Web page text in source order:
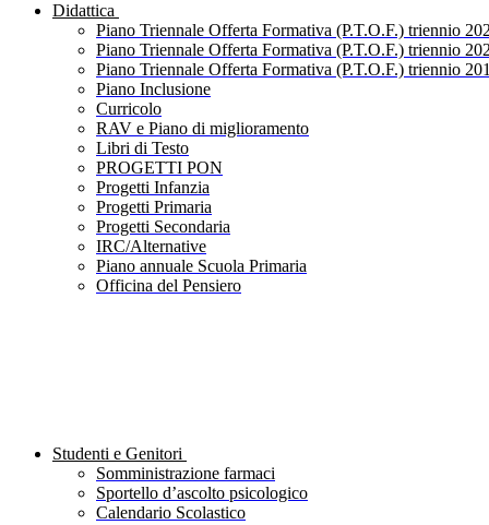
Didattica
Piano Triennale Offerta Formativa (P.T.O.F.) triennio
Piano Triennale Offerta Formativa (P.T.O.F.) triennio
Piano Triennale Offerta Formativa (P.T.O.F.) triennio
Piano Inclusione
Curricolo
RAV e Piano di miglioramento
Libri di Testo
PROGETTI PON
Progetti Infanzia
Progetti Primaria
Progetti Secondaria
IRC/Alternative
Piano annuale Scuola Primaria
Officina del Pensiero
Studenti e Genitori
Somministrazione farmaci
Sportello d’ascolto psicologico
Calendario Scolastico